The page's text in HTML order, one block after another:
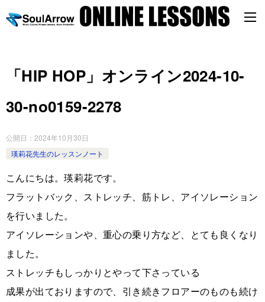
「HIP HOP」オンライン2024-10-
30-no0159-2278
公開日： 2024年10月30日
瑛莉花先生のレッスンノート
こんにちは。瑛莉花です。
フラットバック、ストレッチ、筋トレ、アイソレーション
を行いました。
アイソレーションや、重心の乗り方など、とても良くなり
ました。
ストレッチもしっかりとやって下さっている
成果が出ておりますので、引き続きフロアーのものも続け